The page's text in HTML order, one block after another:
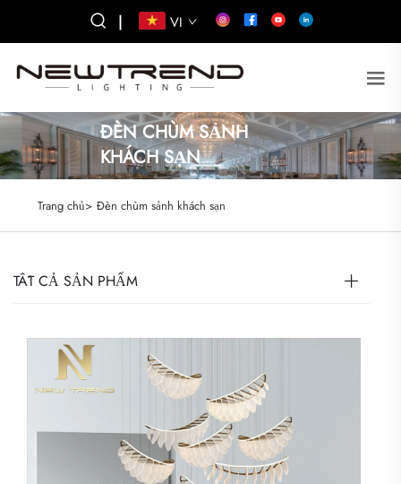
| VI
ĐÈN CHÙM SẢNH
KHÁCH SẠN
Trang chủ> Đèn chùm sảnh khách sạn
TẤT CẢ SẢN PHẨM